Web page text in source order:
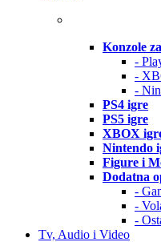
Konzole
-
-
-
PS4 igre
PS5 igre
XBOX
Nintendo
Figure i
Dodatna
-
-
-
Tv, Audio i Video